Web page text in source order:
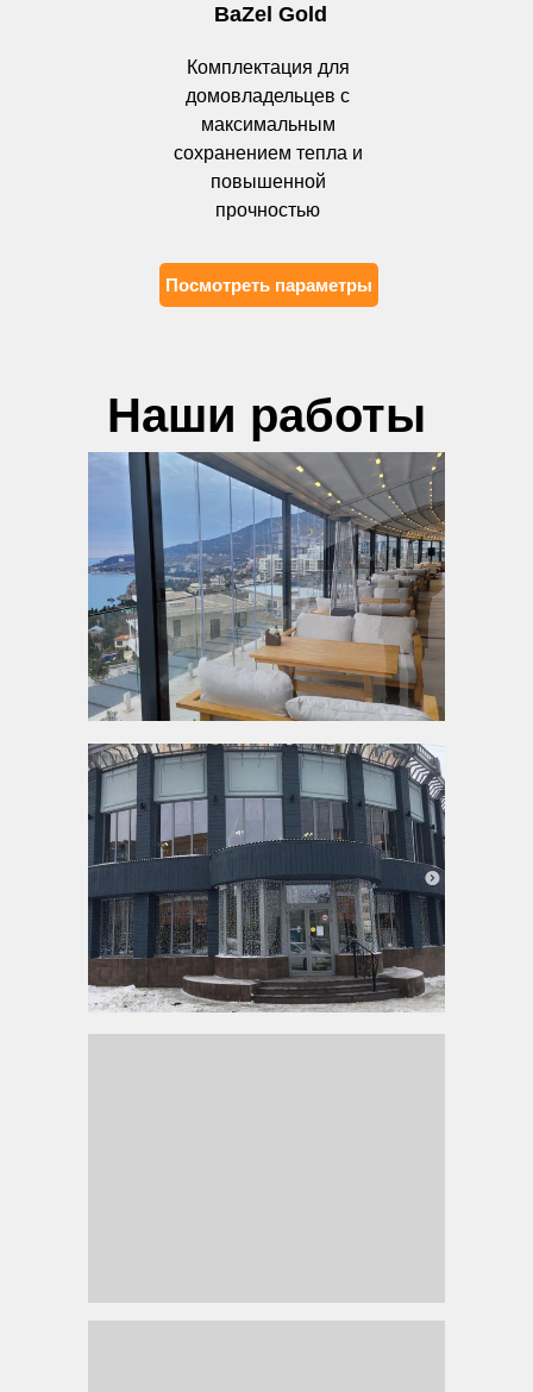
BaZel Gold
Комплектация для
домовладельцев с
максимальным
сохранением тепла и
повышенной
прочностью
Посмотреть параметры
Наши работы